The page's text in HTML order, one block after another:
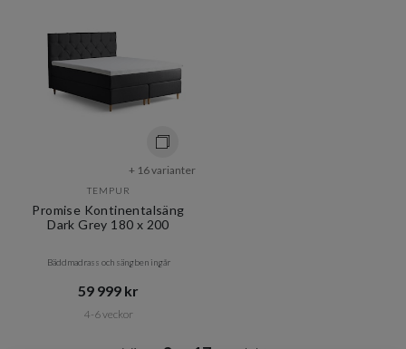
+ 16 varianter
TEMPUR
Promise Kontinentalsäng
Dark Grey 180 x 200
Bäddmadrass och sängben ingår
59 999 kr​​
4-6 veckor